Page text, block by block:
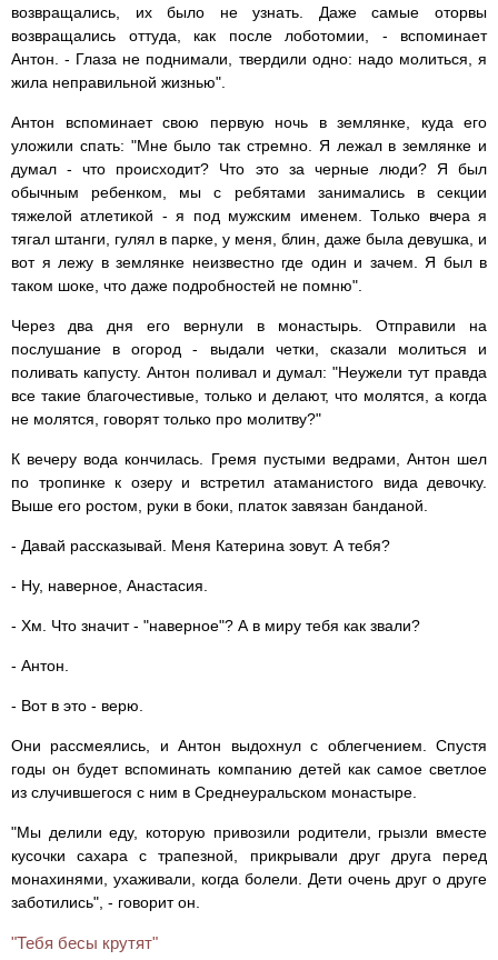
возвращались, их было не узнать. Даже самые оторвы
возвращались оттуда, как после лоботомии, - вспоминает
Антон. - Глаза не поднимали, твердили одно: надо молиться, я
жила неправильной жизнью".
Антон вспоминает свою первую ночь в землянке, куда его
уложили спать: "Мне было так стремно. Я лежал в землянке и
думал - что происходит? Что это за черные люди? Я был
обычным ребенком, мы с ребятами занимались в секции
тяжелой атлетикой - я под мужским именем. Только вчера я
тягал штанги, гулял в парке, у меня, блин, даже была девушка, и
вот я лежу в землянке неизвестно где один и зачем. Я был в
таком шоке, что даже подробностей не помню".
Через два дня его вернули в монастырь. Отправили на
послушание в огород - выдали четки, сказали молиться и
поливать капусту. Антон поливал и думал: "Неужели тут правда
все такие благочестивые, только и делают, что молятся, а когда
не молятся, говорят только про молитву?"
К вечеру вода кончилась. Гремя пустыми ведрами, Антон шел
по тропинке к озеру и встретил атаманистого вида девочку.
Выше его ростом, руки в боки, платок завязан банданой.
- Давай рассказывай. Меня Катерина зовут. А тебя?
- Ну, наверное, Анастасия.
- Хм. Что значит - "наверное"? А в миру тебя как звали?
- Антон.
- Вот в это - верю.
Они рассмеялись, и Антон выдохнул с облегчением. Спустя
годы он будет вспоминать компанию детей как самое светлое
из случившегося с ним в Среднеуральском монастыре.
"Мы делили еду, которую привозили родители, грызли вместе
кусочки сахара с трапезной, прикрывали друг друга перед
монахинями, ухаживали, когда болели. Дети очень друг о друге
заботились", - говорит он.
"Тебя бесы крутят"